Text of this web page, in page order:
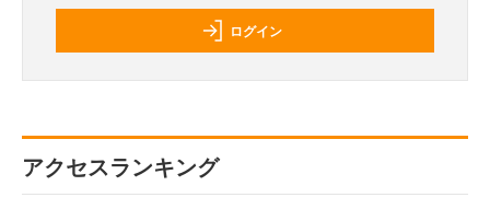
ログイン
アクセスランキング